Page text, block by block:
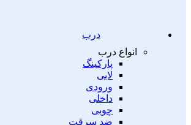
درب
انواع درب
پارکینگ
لابی
ورودی
داخلی
چوبی
ضد سرقت